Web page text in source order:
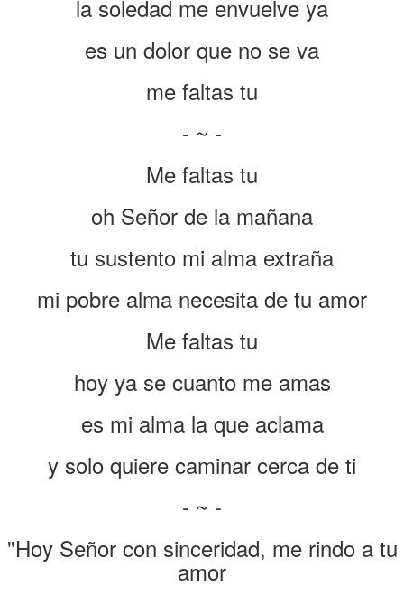
la soledad me envuelve ya
es un dolor que no se va
me faltas tu
- ~ -
Me faltas tu
oh Señor de la mañana
tu sustento mi alma extraña
mi pobre alma necesita de tu amor
Me faltas tu
hoy ya se cuanto me amas
es mi alma la que aclama
y solo quiere caminar cerca de ti
- ~ -
"Hoy Señor con sinceridad, me rindo a tu
amor